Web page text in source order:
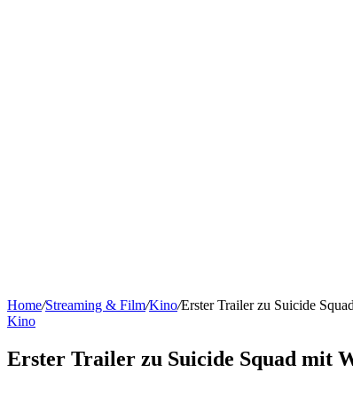
Home/Streaming & Film/Kino/Erster Trailer zu Suicide
Kino
Erster Trailer zu Suicide Squad mit